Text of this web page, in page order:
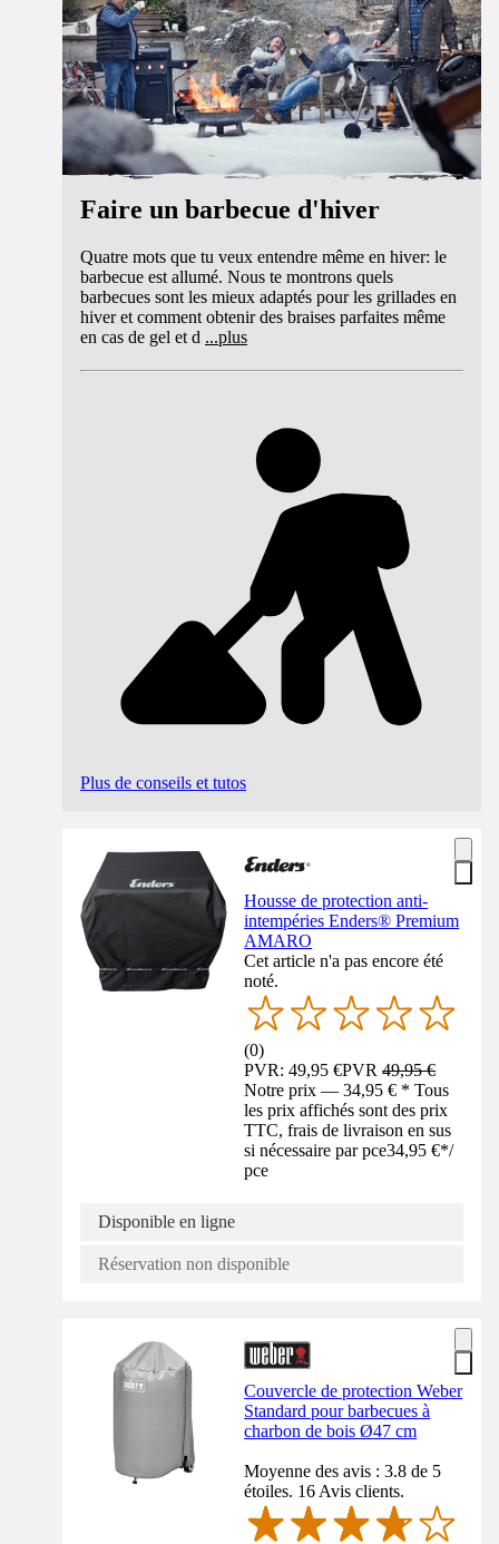
Faire un barbecue d'hiver
Quatre mots que tu veux entendre même en hiver: le
barbecue est allumé. Nous te montrons quels
barbecues sont les mieux adaptés pour les grillades en
hiver et comment obtenir des braises parfaites même
en cas de gel et d ...plus
Plus de conseils et tutos
Housse de protection anti-
intempéries Enders® Premium
AMARO
Cet article n'a pas encore été
noté.
(0)
PVR: 49,95 €PVR49,95 €
Notre prix — 34,95 € * Tous
les prix affichés sont des prix
TTC, frais de livraison en sus
si nécessaire par pce34,95 €*/
pce
Disponible en ligne
Réservation non disponible
Couvercle de protection Weber
Standard pour barbecues à
charbon de bois Ø47 cm
Moyenne des avis : 3.8 de 5
étoiles. 16 Avis clients.